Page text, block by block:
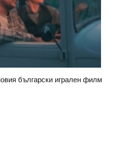
български игрален филм